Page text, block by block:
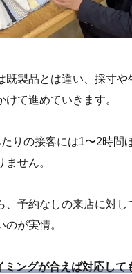
既製品とは違い、採寸や
けて進めていきます。
りの接客には1〜2時間
ません。
、予約なしの来店に対し
が実情。
ミングが合えば対応して